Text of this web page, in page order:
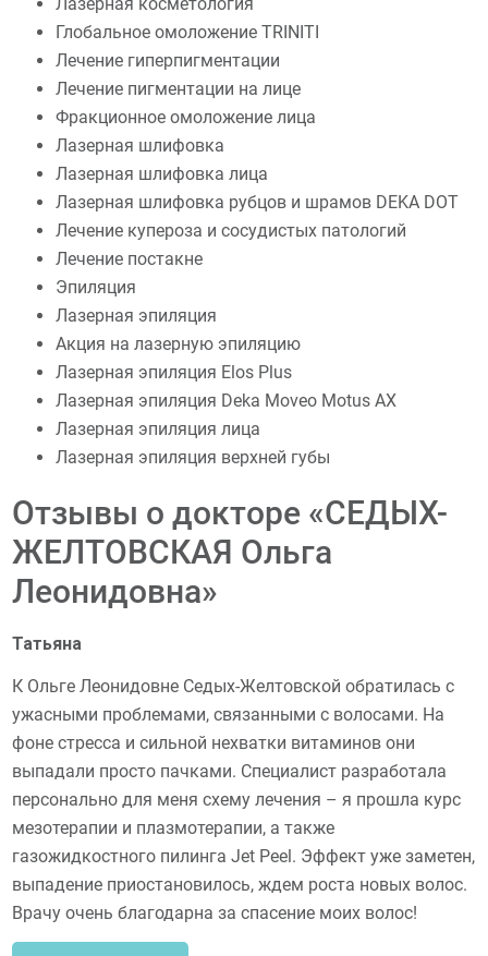
Глобальное омоложение TRINITI
Лечение гиперпигментации
Лечение пигментации на лице
Фракционное омоложение лица
Лазерная шлифовка
Лазерная шлифовка лица
Лазерная шлифовка рубцов и шрамов DEKA DOT
Лечение купероза и сосудистых патологий
Лечение постакне
Эпиляция
Лазерная эпиляция
Акция на лазерную эпиляцию
Лазерная эпиляция Elos Plus
Лазерная эпиляция Deka Moveo Motus AX
Лазерная эпиляция лица
Лазерная эпиляция верхней губы
Отзывы о докторе «СЕДЫХ-
ЖЕЛТОВСКАЯ Ольга
Леонидовна»
Татьяна
К Ольге Леонидовне Седых-Желтовской обратилась с
ужасными проблемами, связанными с волосами. На
фоне стресса и сильной нехватки витаминов они
выпадали просто пачками. Специалист разработала
персонально для меня схему лечения – я прошла курс
мезотерапии и плазмотерапии, а также
газожидкостного пилинга Jet Peel. Эффект уже заметен,
выпадение приостановилось, ждем роста новых волос.
Врачу очень благодарна за спасение моих волос!